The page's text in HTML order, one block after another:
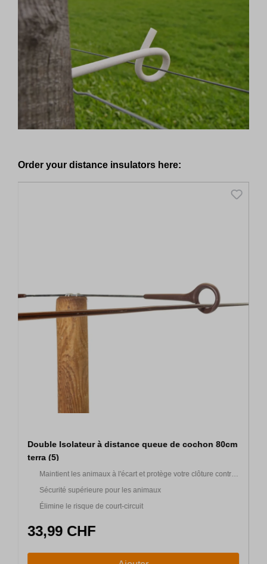
Skip product gallery
Order your distance insulators here:
Double Isolateur à distance queue de cochon 80cm
terra (5)
Maintient les animaux à l'écart et protège votre clôture contre
les dommages causés par le bétail
Sécurité supérieure pour les animaux
Élimine le risque de court-circuit
33,99 CHF